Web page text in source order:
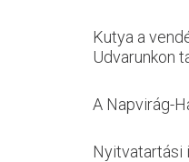
Kutya a
Udvarunkon
A Napvirág-
Nyitvatartási